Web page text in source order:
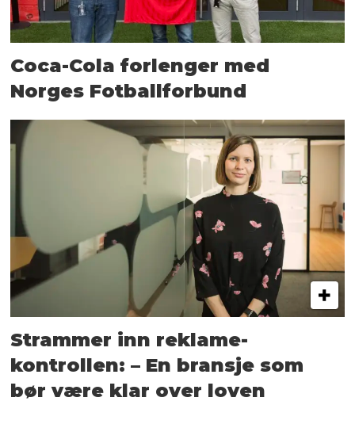
Coca-Cola forlenger med
Norges Fotballforbund
Strammer inn reklame-
kontrollen: – En bransje som
bør være klar over loven